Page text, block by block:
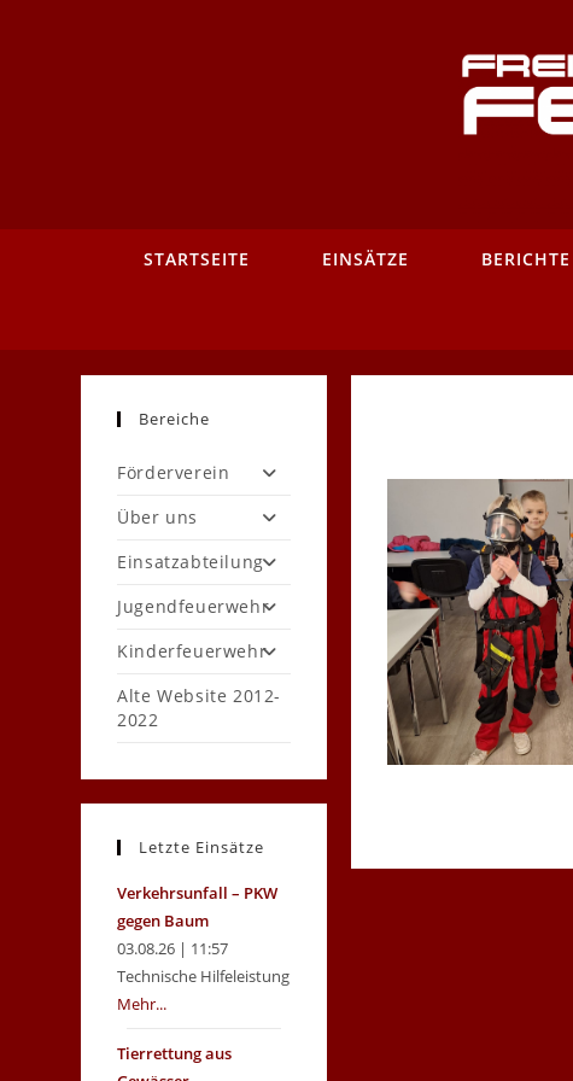
STARTSEITE EINSÄTZE BERICHTE
Bereiche
Förderverein
Über uns
Einsatzabteilung
Jugendfeuerwehr
Kinderfeuerwehr
Alte Website 2012-
2022
Letzte Einsätze
Verkehrsunfall – PKW
gegen Baum
03.08.26 | 11:57
Technische Hilfeleistung
Mehr...
Tierrettung aus